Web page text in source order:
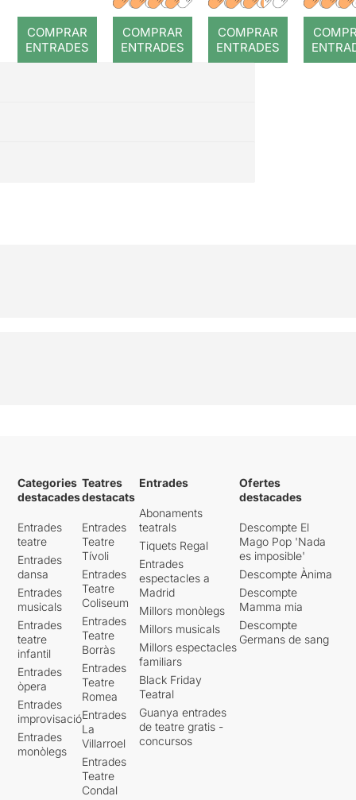
COMPRAR
ENTRADES
COMPRAR
ENTRADES
COMPRAR
ENTRADES
Categories
destacades
Entrades
teatre
Entrades
dansa
Entrades
musicals
Entrades
teatre
infantil
Entrades
òpera
Entrades
improvisació
Entrades
monòlegs
Teatres
destacats
Entrades
Teatre
Tívoli
Entrades
Teatre
Coliseum
Entrades
Teatre
Borràs
Entrades
Teatre
Romea
Entrades
La
Villarroel
Entrades
Teatre
Condal
Entrades
Abonaments
teatrals
Tiquets Regal
Entrades
espectacles a
Madrid
Millors monòlegs
Millors musicals
Millors espectacles
familiars
Black Friday
Teatral
Guanya entrades
de teatre gratis -
concursos
Ofertes
destacades
Descompte El
Mago Pop 'Nada
es imposible'
Descompte Ànima
Descompte
Mamma mia
Descompte
Germans de sang